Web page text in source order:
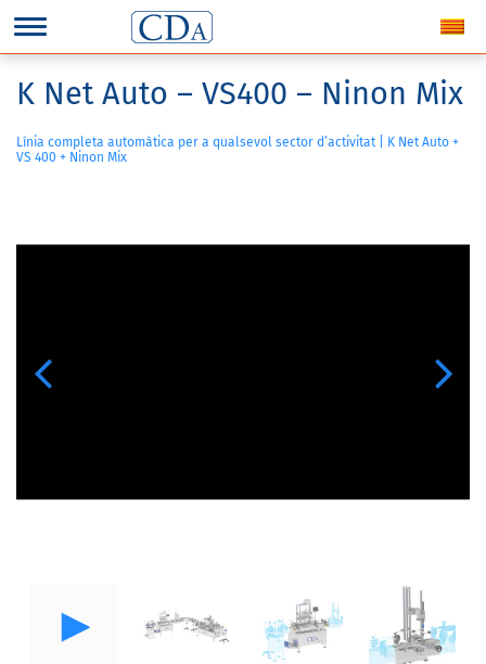
Previous Next
K Net Auto – VS400 – Ninon Mix
Línia completa automàtica per a qualsevol sector d’activitat | K Net Auto +
VS 400 + Ninon Mix